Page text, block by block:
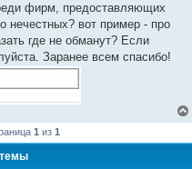
фирм, предоставляющих
нечестных? вот пример - про
где не обманут? Если
Заранее всем спасибо!
1 из 1